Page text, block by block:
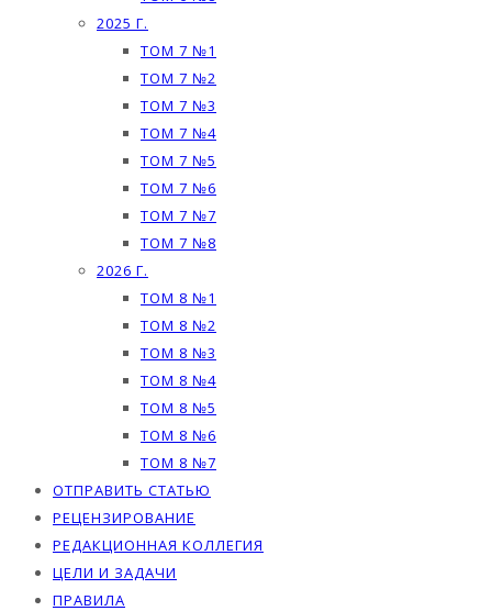
2025 Г.
ТОМ 7 №1
ТОМ 7 №2
ТОМ 7 №3
ТОМ 7 №4
ТОМ 7 №5
ТОМ 7 №6
ТОМ 7 №7
ТОМ 7 №8
2026 Г.
ТОМ 8 №1
ТОМ 8 №2
ТОМ 8 №3
ТОМ 8 №4
ТОМ 8 №5
ТОМ 8 №6
ТОМ 8 №7
ОТПРАВИТЬ СТАТЬЮ
РЕЦЕНЗИРОВАНИЕ
РЕДАКЦИОННАЯ КОЛЛЕГИЯ
ЦЕЛИ И ЗАДАЧИ
ПРАВИЛА